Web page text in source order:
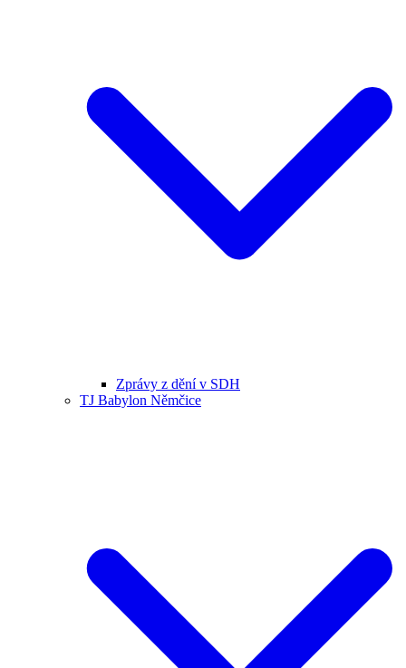
Zprávy z dění v SDH
TJ Babylon Němčice